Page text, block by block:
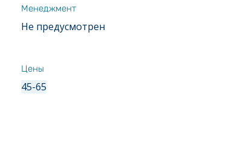
Менеджмент
Не предусмотрен
Цены
45-65